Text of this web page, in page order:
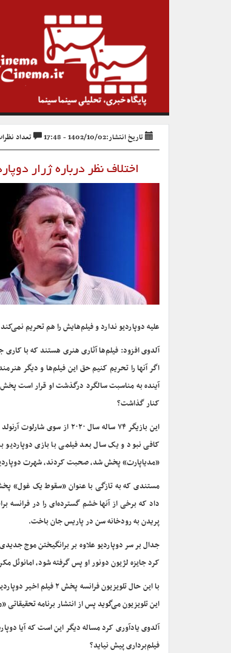
تاریخ انتشار:1402/10/02 - 17:48 تعداد نظرات: ۰
اختلاف نظر درباره ژرار
علیه دوپاردیو ندارد و فیلم‌هایش را هم تحریم
اگر آنها را تحریم کنیم حق این فیلم‌ها و دیگر
آینده به مناسبت سالگرد درگذشت او قرار است
کنار گذاشت؟
کافی نبود و یک سال بعد فیلمی با بازی دوپاردیو
«مدیاپارت» پخش شد، صحبت کردند، شهرت
مستندی که به تازگی با عنوان «سقوط یک غول»
داد که برخی از آنها خشم گسترده‌ای را در فرانسه
پریدن به رودخانه سن در پاریس جان باخت.
کرد جایزه لژیون دونور او پس گرفته شود، امانوئل
با این حال تلویزیون
این تلویزیون می‌گوید پس از انتشار برنامه تحقیقاتی «مدیاپارت» نمایش این ۲ فیلم را لغو کرده‌اند تا
آلدوی یادآوری کرد مساله دیگر این است که آیا
فیلم‌برداری پیش نیاید؟